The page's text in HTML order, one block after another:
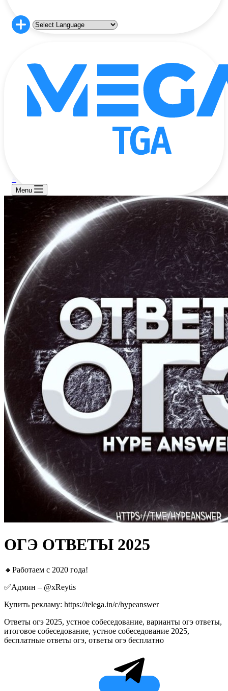
+
Menu
ОГЭ ОТВЕТЫ 2025
🔸Работаем с 2020 года!
✅Админ – @xReytis
Купить рекламу: https://telega.in/c/hypeanswer
Ответы огэ 2025, устное собеседование, варианты огэ ответы,
итоговое собеседование, устное собеседование 2025,
бесплатные ответы огэ, ответы огэ бесплатно